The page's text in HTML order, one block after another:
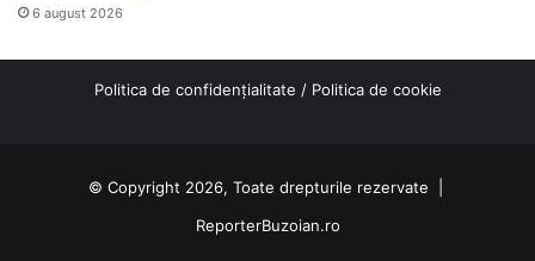
6 august 2026
Politica de confidențialitate / Politica de cookie
© Copyright 2026, Toate drepturile rezervate |
ReporterBuzoian.ro